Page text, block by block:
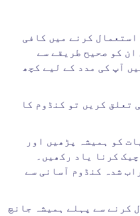
کرنے میں کافی
کو صحیح طریقے سے
آپ کی مدد کے لیے کچھ
تعلق کریں تو کنڈوم کا
کو ہمیشہ پڑھیں اور
کرنا یاد رکھیں۔
شدہ کنڈوم آسانی سے
کرنے سے پہلے ہمیشہ جانچ